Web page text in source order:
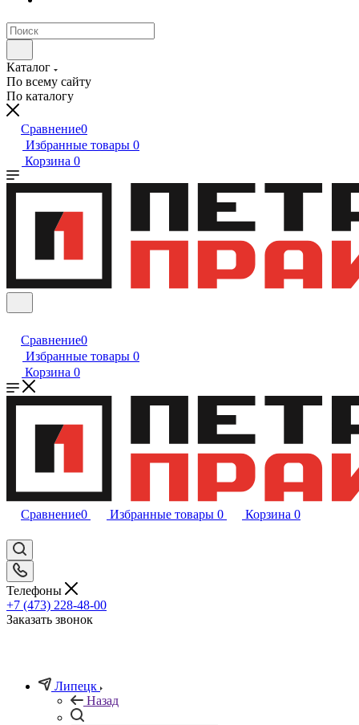
Каталог
По всему сайту
По каталогу
Сравнение0
Избранные товары 0
Корзина 0
Сравнение0
Избранные товары 0
Корзина 0
Сравнение0 Избранные товары 0 Корзина 0
Телефоны
+7 (473) 228-48-00
Заказать звонок
Липецк
Назад